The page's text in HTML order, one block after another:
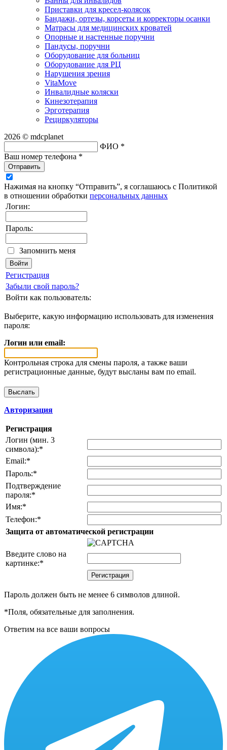
Приставки для кресел-колясок
Бандажи, ортезы, корсеты и корректоры осанки
Матрасы для медицинских кроватей
Опорные и настенные поручни
Пандусы, поручни
Оборудование для больниц
Оборудование для РЦ
Нарушения зрения
VitaMove
Инвалидные коляски
Кинезотерапия
Эрготерапия
Рециркуляторы
2026 © mdcplanet
ФИО *
Ваш номер телефона *
Отправить
Нажимая на кнопку “Отправить”, я соглашаюсь с Политикой
в отношении обработки персональных данных
Логин:
Пароль:
Запомнить меня
Регистрация
Забыли свой пароль?
Войти как пользователь:
Выберите, какую информацию использовать для изменения
пароля:
Логин или email:
Контрольная строка для смены пароля, а также ваши
регистрационные данные, будут высланы вам по email.
Авторизация
Регистрация
Логин (мин. 3
символа):*
Email:*
Пароль:*
Подтверждение
пароля:*
Имя:*
Телефон:*
Защита от автоматической регистрации
Введите слово на
картинке:*
Пароль должен быть не менее 6 символов длиной.
*Поля, обязательные для заполнения.
Ответим на все ваши вопросы